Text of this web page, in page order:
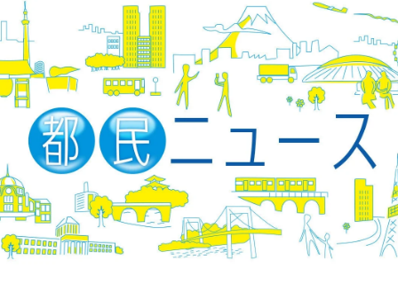
イベント・グッズ
YouTube
会社情報